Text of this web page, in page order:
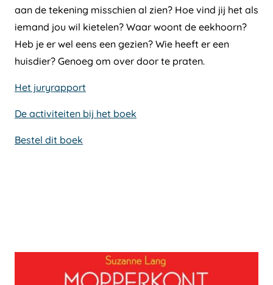
aan de tekening misschien al zien? Hoe vind jij het als
iemand jou wil kietelen? Waar woont de eekhoorn?
Heb je er wel eens een gezien? Wie heeft er een
huisdier? Genoeg om over door te praten.
Het juryrapport
De activiteiten bij het boek
Bestel dit boek